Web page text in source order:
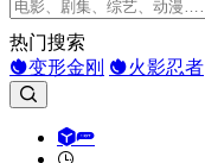
热门搜索
变形金刚
火影忍者